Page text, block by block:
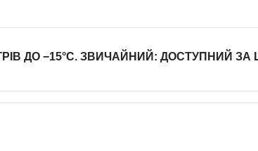
ДО −15°C. ЗВИЧАЙНИЙ: ДОСТУПНИЙ ЗА